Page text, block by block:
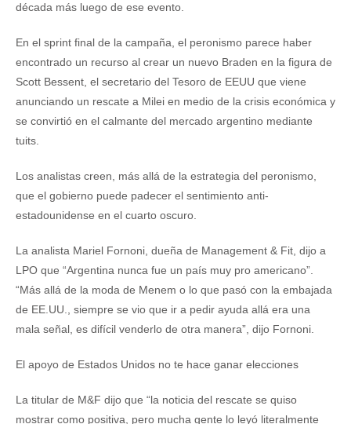
década más luego de ese evento.
En el sprint final de la campaña, el peronismo parece haber
encontrado un recurso al crear un nuevo Braden en la figura de
Scott Bessent, el secretario del Tesoro de EEUU que viene
anunciando un rescate a Milei en medio de la crisis económica y
se convirtió en el calmante del mercado argentino mediante
tuits.
Los analistas creen, más allá de la estrategia del peronismo,
que el gobierno puede padecer el sentimiento anti-
estadounidense en el cuarto oscuro.
La analista Mariel Fornoni, dueña de Management & Fit, dijo a
LPO que “Argentina nunca fue un país muy pro americano”.
“Más allá de la moda de Menem o lo que pasó con la embajada
de EE.UU., siempre se vio que ir a pedir ayuda allá era una
mala señal, es difícil venderlo de otra manera”, dijo Fornoni.
El apoyo de Estados Unidos no te hace ganar elecciones
La titular de M&F dijo que “la noticia del rescate se quiso
mostrar como positiva, pero mucha gente lo leyó literalmente